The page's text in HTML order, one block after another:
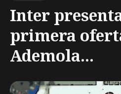
Inter
primera
Ademola...